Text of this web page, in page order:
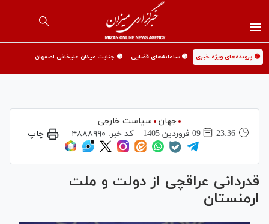
🟡 پرونده‌های ویژه خبری 🟡 سامانه‌های قضایی 🟡 جنایت میدان علیخانی اصفهان
جهان
سیاست خارجی
23:36
09 فروردين 1405 کد خبر: ۴۸۸۸۹۹۰ چاپ
قدردانی عراقچی از دولت و ملت
ارمنستان